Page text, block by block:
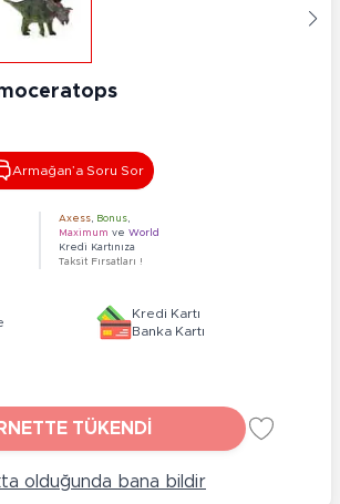
Armağan’a Soru Sor
Axess Bonus
Maximum ve World
Kredi Kartınıza
Taksit Fırsatları !
Kredi Kartı
Banka Kartı
TÜKENDİ
olduğunda bana bildir